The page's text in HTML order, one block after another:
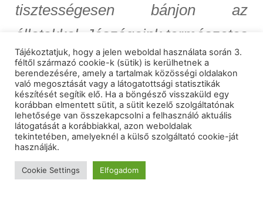
tisztességesen bánjon az
állatokkal. Jószágaink természetes
erőforrásait használjuk ki, nem
erőltetjük szervezetüket
hozamfokozókkal, génmanipulált
termékekkel, antibiotikumokkal,
hormonokkal. Tágas és szabad
életteret biztosítunk számukra,
Tájékoztatjuk, hogy a jelen weboldal használata során 3.
féltől származó cookie-k (sütik) is kerülhetnek a
berendezésére, amely a tartalmak közösségi oldalakon
való megosztását vagy a látogatottsági statisztikák
készítését segítik elő. Ha a böngésző visszaküld egy
korábban elmentett sütit, a sütit kezelő szolgáltatónak
lehetősége van összekapcsolni a felhasználó aktuális
látogatását a korábbiakkal, azon weboldalak
tekintetében, amelyeknél a külső szolgáltató cookie-ját
használják.
Cookie Settings Elfogadom